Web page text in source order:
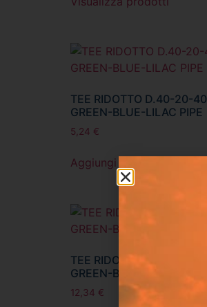
TEE RIDOTTO D.40-20-40
GREEN-BLUE-LILAC PIPE
5,24 €
Aggiungi al carrello
TEE RIDOTTO D.50-25-50
GREEN-BLUE-LILAC PIPE
12,34 €